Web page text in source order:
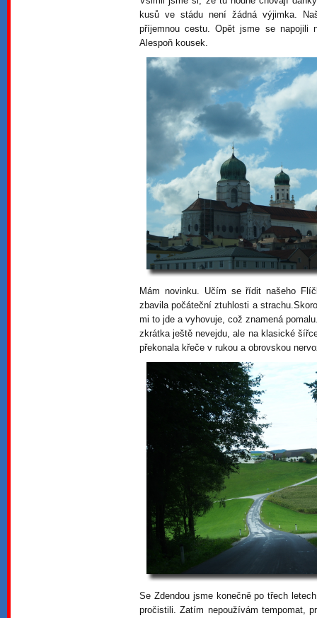
kusů ve stádu není žádná výjimka.
příjemnou cestu. Opět jsme se
Alespoň kousek.
Mám novinku. Učím se řídit našeho
zbavila počáteční ztuhlosti a
mi to jde a vyhovuje, což znamená
zkrátka ještě nevejdu, ale na klasické
překonala křeče v rukou a obrovskou
Se Zdendou jsme konečně po třech
pročistili. Zatím nepoužívám tempomat,